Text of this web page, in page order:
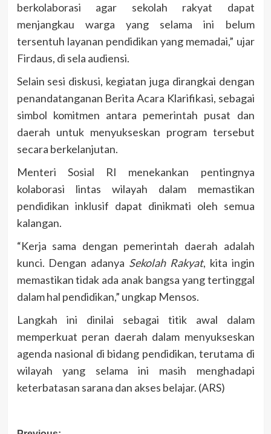
berkolaborasi agar sekolah rakyat dapat
menjangkau warga yang selama ini belum
tersentuh layanan pendidikan yang memadai,” ujar
Firdaus, di sela audiensi.
Selain sesi diskusi, kegiatan juga dirangkai dengan
penandatanganan Berita Acara Klarifikasi, sebagai
simbol komitmen antara pemerintah pusat dan
daerah untuk menyukseskan program tersebut
secara berkelanjutan.
Menteri Sosial RI menekankan pentingnya
kolaborasi lintas wilayah dalam memastikan
pendidikan inklusif dapat dinikmati oleh semua
kalangan.
“Kerja sama dengan pemerintah daerah adalah
kunci. Dengan adanya Sekolah Rakyat, kita ingin
memastikan tidak ada anak bangsa yang tertinggal
dalam hal pendidikan,” ungkap Mensos.
Langkah ini dinilai sebagai titik awal dalam
memperkuat peran daerah dalam menyukseskan
agenda nasional di bidang pendidikan, terutama di
wilayah yang selama ini masih menghadapi
keterbatasan sarana dan akses belajar. (ARS)